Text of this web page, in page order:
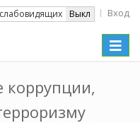
Выкл Вход
Toggle
коррупции,